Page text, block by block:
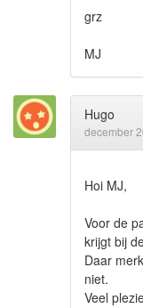
grz
MJ
Hugo
december
Hoi MJ,
Voor de
krijgt bij
Daar
niet.
Veel